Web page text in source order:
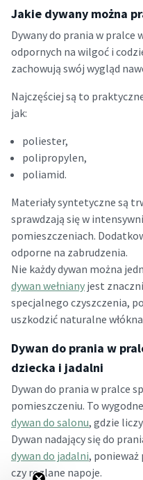
Jakie dywany można
Dywany do prania w pralce
odpornych na wilgoć i
zachowują swój wygląd
Najczęściej są to
jak:
poliester,
polipropylen,
poliamid.
Materiały syntetyczne są
sprawdzają się w
pomieszczeniach.
odporne na zabrudzenia.
Nie każdy dywan można
dywan wełniany jest
specjalnego czyszczenia,
uszkodzić naturalne
Dywan do prania w
dziecka i jadalni
Dywan do prania w pralce
pomieszczeniu. To
dywan do salonu, gdzie
Dywan nadający się do
dywan do jadalni, ponieważ
czy rozlane napoje.